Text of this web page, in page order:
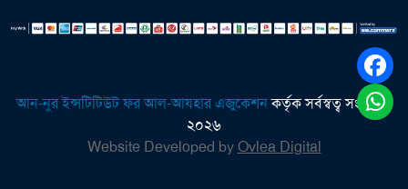
আন-নুর ইন্সটিটিউট ফর আল-আযহার এজুকেশনকর্তৃক সর্বস্বত্ব সংরক্ষিত
২০২৬
Website Developed byOvlea Digital